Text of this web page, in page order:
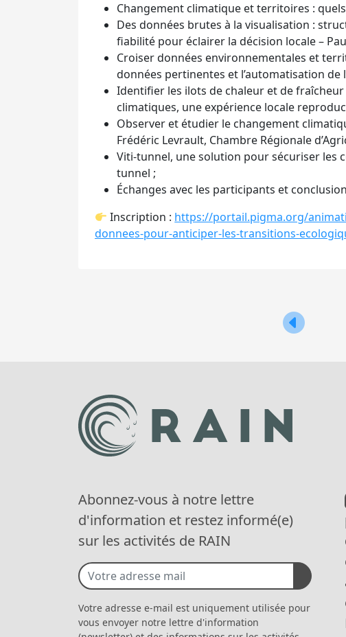
Changement climatique et territoires :
Des données brutes à la visualisation :
fiabilité pour éclairer la décision locale –
Croiser données environnementales et
données pertinentes et l’automatisation
Identifier les ilots de chaleur et de
climatiques, une expérience locale
Observer et étudier le changement
Frédéric Levrault, Chambre Régionale
Viti-tunnel, une solution pour sécuriser les
tunnel ;
Échanges avec les participants et
Inscription : https://portail.pigma.org/
donnees-pour-anticiper-les-transitions-
de
Abonnez-vous à notre lettre
d'information et restez informé(e)
sur les activités de RAIN
Votre adresse e-mail est uniquement utilisée pour
vous envoyer notre lettre d'information